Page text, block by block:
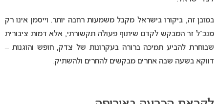
במובן זה, ביקורו בישראל מקבל משמעות רחבה יותר. וייסמן אינו רק
מנכ”ל זר המבקש לקדם שיתוף פעולה תקשורתי, אלא דמות ציבורית
שבוחרת להביע תמיכה ברורה בעקרונות של צדק, חופש והוגנות –
דווקא בשעה שבה אחרים מבקשים להחרים ולהשתיק.